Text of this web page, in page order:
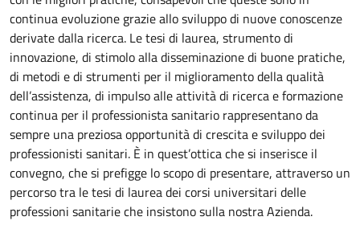
continua evoluzione grazie allo sviluppo di nuove conoscenze
derivate dalla ricerca. Le tesi di laurea, strumento di
innovazione, di stimolo alla disseminazione di buone pratiche,
di metodi e di strumenti per il miglioramento della qualità
dell’assistenza, di impulso alle attività di ricerca e formazione
continua per il professionista sanitario rappresentano da
sempre una preziosa opportunità di crescita e sviluppo dei
professionisti sanitari. È in quest’ottica che si inserisce il
convegno, che si prefigge lo scopo di presentare, attraverso un
percorso tra le tesi di laurea dei corsi universitari delle
professioni sanitarie che insistono sulla nostra Azienda.